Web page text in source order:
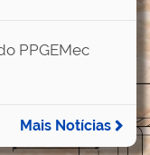
PPGEMec
Mais Notícias